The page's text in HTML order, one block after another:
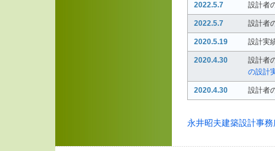
2022.5.7 設計者
2022.5.7 設計者
2020.5.19 設計実
2020.4.30
設計者
の設計
2020.4.30 設計者
2020.4.10 設計者
2020.4.10
設計者
永井昭夫建築設計事